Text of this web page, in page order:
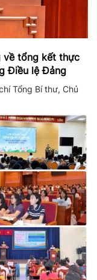
về tổng kết thực
Điều lệ Đảng
Tổng Bí thư, Chủ